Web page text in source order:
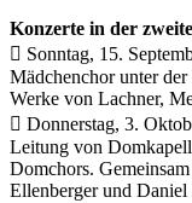
Konzerte in der
 Sonntag, 15.
Mädchenchor unter
Werke von Lachner,
 Donnerstag, 3.
Leitung von
Domchors.
Ellenberger und